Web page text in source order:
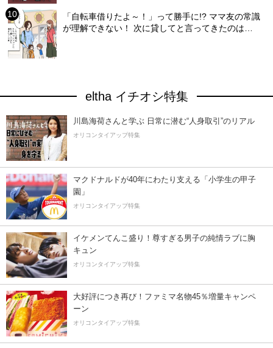
「自転車借りたよ～！」って勝手に!? ママ友の常識
が理解できない！ 次に貸してと言ってきたのは…
eltha イチオシ特集
川島海荷さんと学ぶ 日常に潜む“人身取引”のリアル
オリコンタイアップ特集
マクドナルドが40年にわたり支える「小学生の甲子
園」
オリコンタイアップ特集
イケメンてんこ盛り！尊すぎる男子の純情ラブに胸
キュン
オリコンタイアップ特集
大好評につき再び！ファミマ名物45％増量キャンペ
ーン
オリコンタイアップ特集